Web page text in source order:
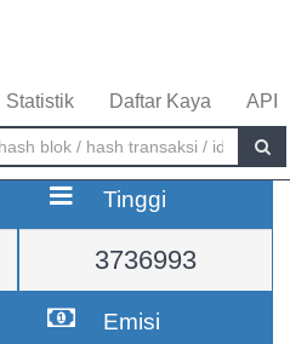
Statistik Daftar Kaya API
Tinggi
3736993
Emisi